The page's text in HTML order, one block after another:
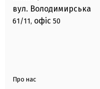
вул. Володимирська
61/11, офіс 50
Про нас